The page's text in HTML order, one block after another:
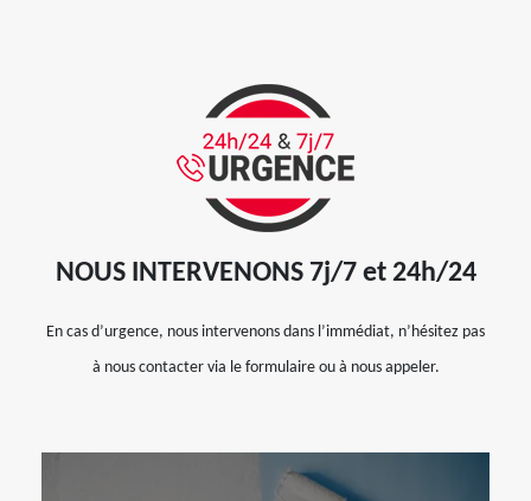
NOUS INTERVENONS 7j/7 et 24h/24
En cas d’urgence, nous intervenons dans l’immédiat, n’hésitez pas
à nous contacter via le formulaire ou à nous appeler.